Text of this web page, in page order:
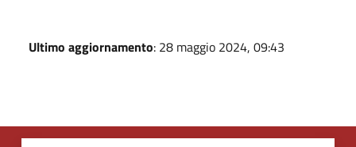
Ultimo aggiornamento: 28 maggio 2024, 09:43